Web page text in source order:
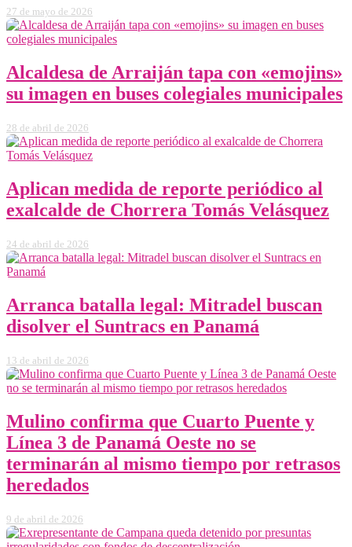
27 de mayo de 2026
Alcaldesa de Arraiján tapa con «emojins»
su imagen en buses colegiales municipales
28 de abril de 2026
Aplican medida de reporte periódico al
exalcalde de Chorrera Tomás Velásquez
24 de abril de 2026
Arranca batalla legal: Mitradel buscan
disolver el Suntracs en Panamá
13 de abril de 2026
Mulino confirma que Cuarto Puente y
Línea 3 de Panamá Oeste no se
terminarán al mismo tiempo por retrasos
heredados
9 de abril de 2026